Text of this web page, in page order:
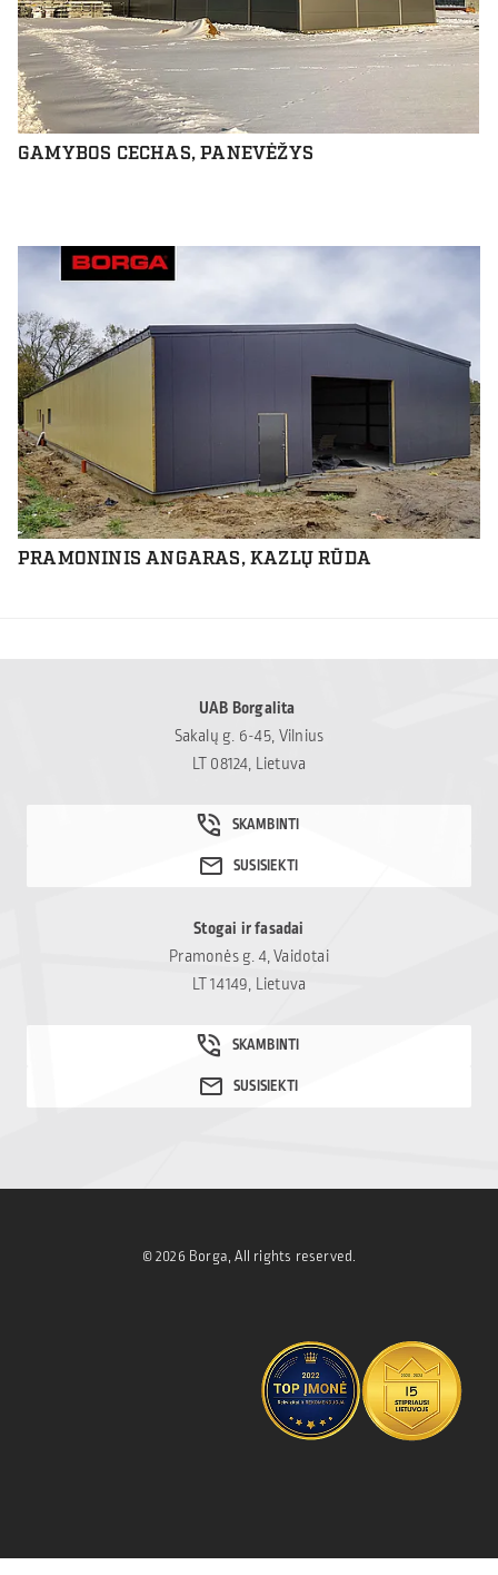
GAMYBOS CECHAS, PANEVĖŽYS
PRAMONINIS ANGARAS, KAZLŲ RŪDA
UAB Borgalita
Sakalų g. 6-45, Vilnius
LT 08124, Lietuva
Stogai ir fasadai
Pramonės g. 4, Vaidotai
LT 14149, Lietuva
© 2026 Borga, All rights reserved.